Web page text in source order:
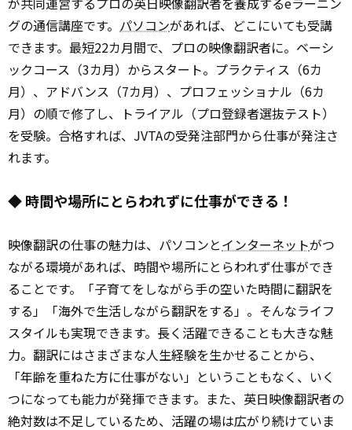
グの通信講座です。 パソコンがあれば、どこにいても受講
できます。最短22カ月間で、プロの映像翻訳者に。ベーシ
ックコース（3カ月）からスタート。プラクティス（6カ
月）、アドバンス（7カ月）、プロフェッショナル（6カ
月）の順で修了し、トライアル（プロ登録者選抜テスト）
を受験。合格すれば、JVTAの受発注部門から仕事が発注さ
れます。
◆ 時間や場所にとらわれずに仕事ができる！
映像翻訳の仕事の魅力は、パソコンとインターネットがつ
ながる環境があれば、時間や場所にとらわれず仕事ができ
ることです。「子育てをしながら手の空いた時間に翻訳を
する」「海外で生活しながら翻訳をする」。そんなライフ
スタイルも実現できます。長く活躍できることも大きな魅
力。翻訳にはさまざまな人生経験を生かせることから、
「年齢を重ねた方に仕事がない」ということもなく、いく
つになっても能力が発揮できます。また、英日映像翻訳者の
絶対数は不足しているため、活躍の場は広がり続けていま